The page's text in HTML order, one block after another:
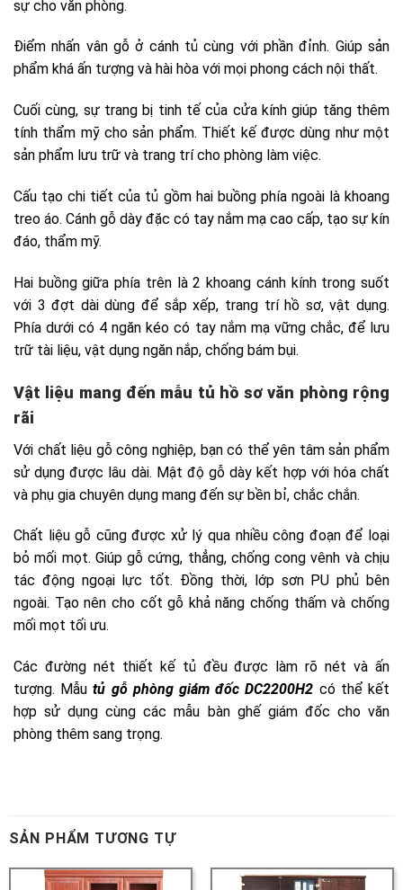
tủ gỗ phòng giám đốc DC2200H2
SẢN PHẨM TƯƠNG TỰ